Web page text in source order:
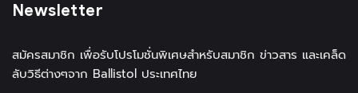
Newsletter
สมัครสมาชิก เพื่อรับโปรโมชั่นพิเศษสำหรับสมาชิก ข่าวสาร และเคล็ด
ลับวิธีต่างๆจาก Ballistol ประเทศไทย